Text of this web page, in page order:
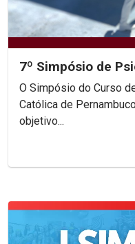
7º Simpósio de
O Simpósio do Curso
Católica de
objetivo...